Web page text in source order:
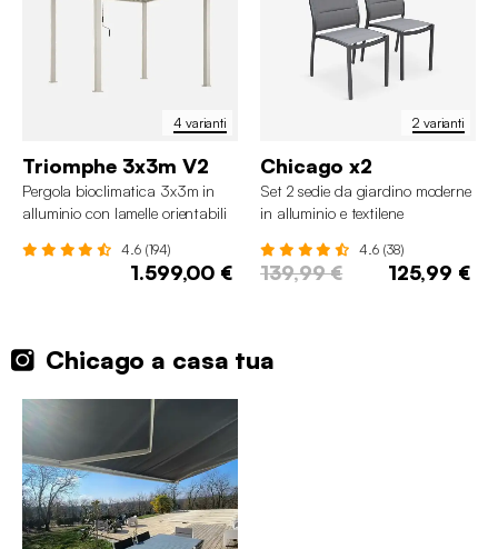
4 varianti
Triomphe 3x3m V2
Pergola bioclimatica 3x3m in
alluminio con lamelle orientabili
4.6 (194)
1.599,00 €
2 varianti
Chicago x2
Set 2 sedie da giardino moderne
in alluminio e textilene
4.6 (38)
139,99 € 125,99 €
Chicago a casa tua